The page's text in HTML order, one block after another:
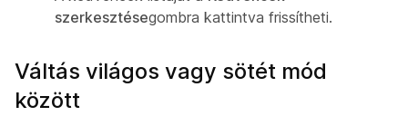
szerkesztésegombra kattintva frissítheti.
Váltás világos vagy sötét mód
között